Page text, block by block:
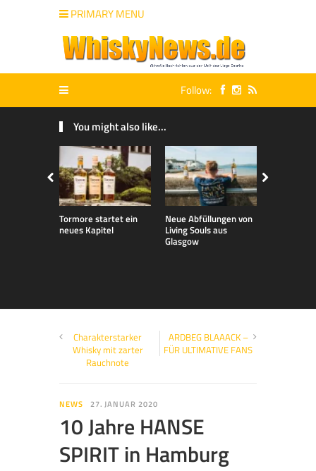
PRIMARY MENU
Follow:
You might also like...
Tormore startet ein
neues Kapitel
Neue Abfüllungen von
Living Souls aus
Glasgow
Charakterstarker
Whisky mit zarter
Rauchnote
ARDBEG BLAAACK –
FÜR ULTIMATIVE FANS
NEWS 27. JANUAR 2020
10 Jahre HANSE
SPIRIT in Hamburg